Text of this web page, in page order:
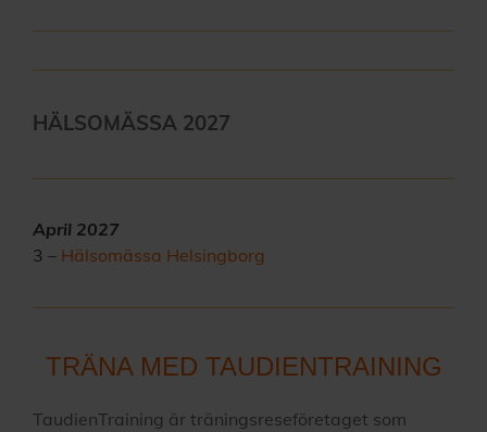
HÄLSOMÄSSA 2027
April 2027
3 – Hälsomässa Helsingborg
TRÄNA MED TAUDIENTRAINING
TaudienTraining är träningsreseföretaget som